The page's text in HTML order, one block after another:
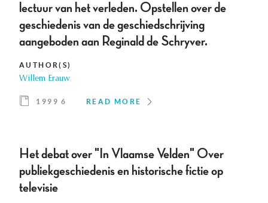
lectuur van het verleden. Opstellen over de
geschiedenis van de geschiedschrijving
aangeboden aan Reginald de Schryver.
AUTHOR(S)
Willem Erauw
1999 6 READ MORE
Het debat over "In Vlaamse Velden" Over
publiekgeschiedenis en historische fictie op
televisie